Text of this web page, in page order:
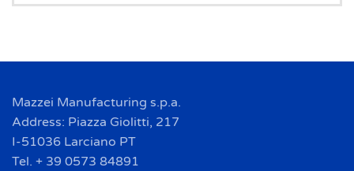
Mazzei Manufacturing s.p.a.
Address: Piazza Giolitti, 217
I-51036 Larciano PT
Tel. + 39 0573 84891